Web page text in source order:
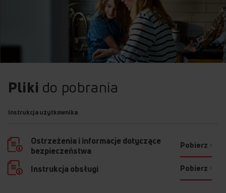
Pliki do pobrania
Instrukcja użytkownika
Ostrzeżenia i informacje dotyczące
bezpieczeństwa
Pobierz
Instrukcja obsługi Pobierz